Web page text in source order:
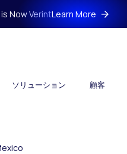
Now VerintLearn More
ソリューション 顧客